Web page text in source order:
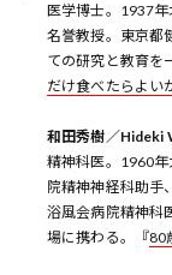
医学博士。1937
名誉教授。東京都
ての研究と教育を
だけ食べたらよい
和田秀樹／Hideki
精神科医。1960
院精神神経科助手
浴風会病院精神科
場に携わる。『80